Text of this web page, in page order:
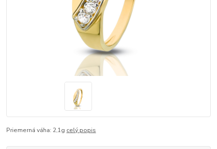
Priemerná váha: 2,1g celý popis